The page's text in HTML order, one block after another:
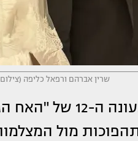
שרין אברהם ורפאל כליפה
עונה שבה זכתה
מול